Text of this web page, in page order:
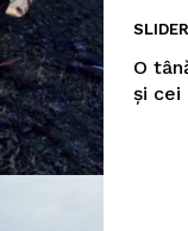
SLIDER
O
şi cei